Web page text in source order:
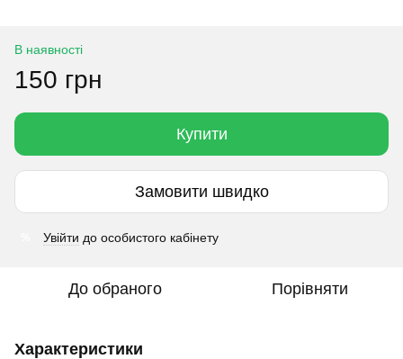
В наявності
150 грн
Купити
Замовити швидко
Увійти до особистого кабінету
До обраного Порівняти
Характеристики